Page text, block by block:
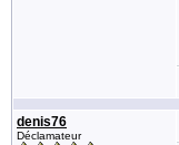
denis76
Déclamateur